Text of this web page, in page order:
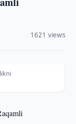
1621 views